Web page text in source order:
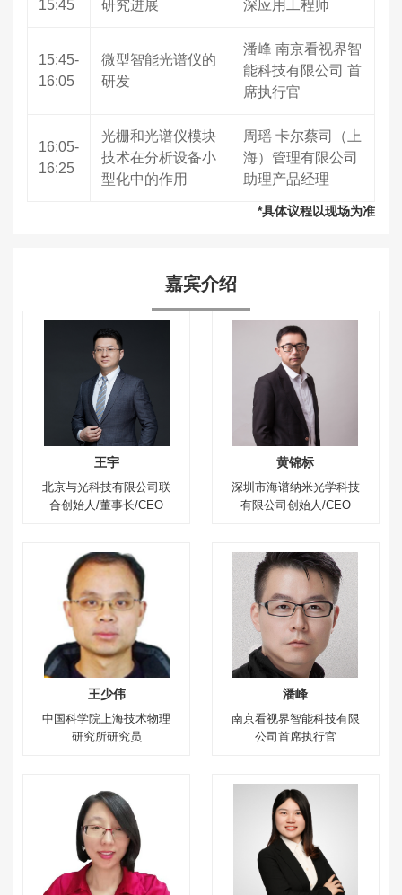
15:45 研究进展 深应用工程师
15:45-
16:05
微型智能光谱仪的
研发
潘峰 南京看视界智
能科技有限公司 首
席执行官
16:05-
16:25
光栅和光谱仪模块
技术在分析设备小
型化中的作用
周瑶 卡尔蔡司（上
海）管理有限公司
助理产品经理
*具体议程以现场为准
嘉宾介绍
王宇
北京与光科技有限公司联
合创始人/董事长/CEO
黄锦标
深圳市海谱纳米光学科技
有限公司创始人/CEO
王少伟
中国科学院上海技术物理
研究所研究员
潘峰
南京看视界智能科技有限
公司首席执行官